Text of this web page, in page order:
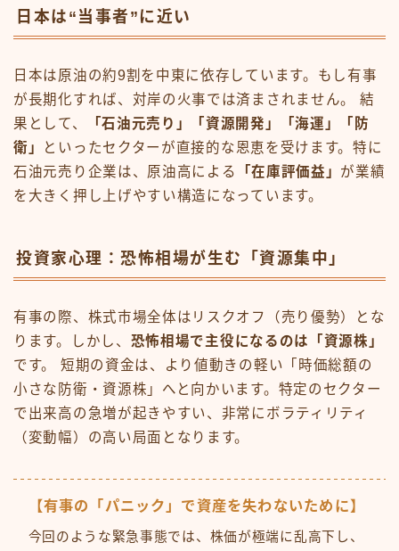
日本は“当事者”に近い
日本は原油の約9割を中東に依存しています。もし有事
が長期化すれば、対岸の火事では済まされません。 結
果として、
「石油元売り」「資源開発」「海運」「防
衛」
といったセクターが直接的な恩恵を受けます。特に
石油元売り企業は、原油高による
「在庫評価益」 が業績
を大きく押し上げやすい構造になっています。
投資家心理：恐怖相場が生む「資源集中」
有事の際、株式市場全体はリスクオフ（売り優勢）とな
ります。しかし、 恐怖相場で主役になるのは「資源株」
です。 短期の資金は、より値動きの軽い「時価総額の
小さな防衛・資源株」へと向かいます。特定のセクター
で出来高の急増が起きやすい、非常にボラティリティ
（変動幅）の高い局面となります。
【有事の「パニック」で資産を失わないために】
今回のような緊急事態では、株価が極端に乱高下し、